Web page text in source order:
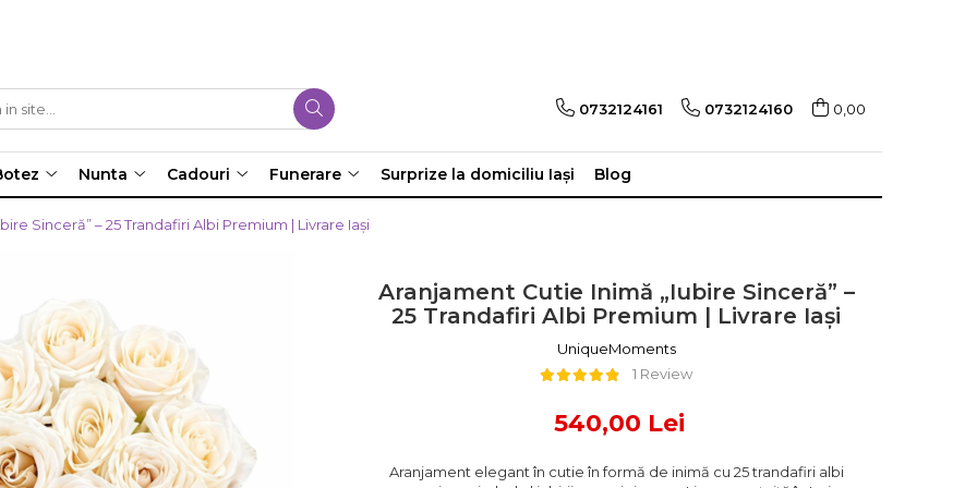
0732124161 0732124160 0,00
Nunta Cadouri Funerare Surprize la domiciliu Iași Blog
Sinceră” – 25 Trandafiri Albi Premium | Livrare Iași
Aranjament Cutie Inimă „Iubire Sinceră” –
25 Trandafiri Albi Premium | Livrare Iași
UniqueMoments
1 Review
540,00 Lei
Aranjament elegant în cutie în formă de inimă cu 25 trandafiri albi